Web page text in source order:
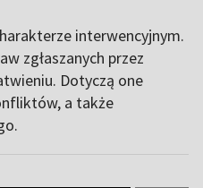
interwencyjnym.
zgłaszanych przez
Dotyczą one
a także